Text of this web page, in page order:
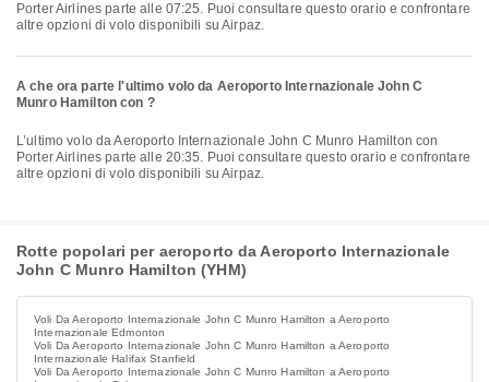
Porter Airlines parte alle 07:25. Puoi consultare questo orario e confrontare
altre opzioni di volo disponibili su Airpaz.
A che ora parte l'ultimo volo da Aeroporto Internazionale John C
Munro Hamilton con ?
L’ultimo volo da Aeroporto Internazionale John C Munro Hamilton con
Porter Airlines parte alle 20:35. Puoi consultare questo orario e confrontare
altre opzioni di volo disponibili su Airpaz.
Rotte popolari per aeroporto da Aeroporto Internazionale
John C Munro Hamilton (YHM)
Voli Da Aeroporto Internazionale John C Munro Hamilton a Aeroporto
Internazionale Edmonton
Voli Da Aeroporto Internazionale John C Munro Hamilton a Aeroporto
Internazionale Halifax Stanfield
Voli Da Aeroporto Internazionale John C Munro Hamilton a Aeroporto